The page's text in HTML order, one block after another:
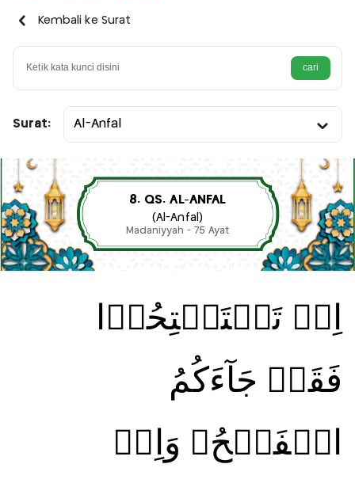
Kembali ke Surat
Surat: Al-Anfal
8. QS. AL-ANFAL
(Al-Anfal)
Madaniyyah - 75 Ayat
اِنۡ تَسۡتَفۡتِحُوۡا
فَقَدۡ جَآءَكُمُ
الۡفَتۡحُ‌ۚ وَاِنۡ